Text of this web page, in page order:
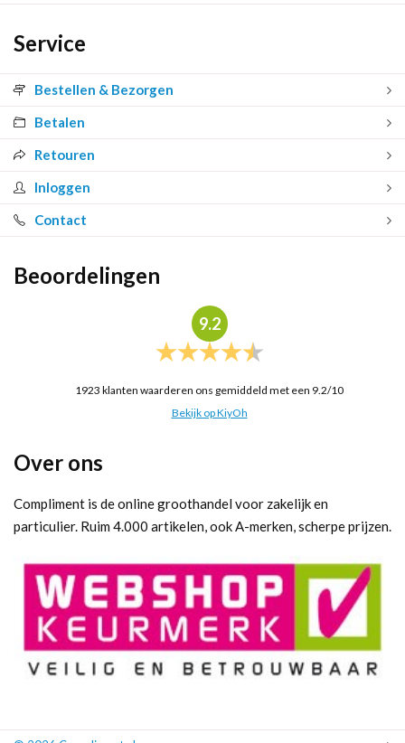
Service
Bestellen & Bezorgen
Betalen
Retouren
Inloggen
Contact
Beoordelingen
9.2
1923 klanten waarderen ons gemiddeld met een 9.2/10
Bekijk op KiyOh
Over ons
Compliment is de online groothandel voor zakelijk en
particulier. Ruim 4.000 artikelen, ook A-merken, scherpe prijzen.